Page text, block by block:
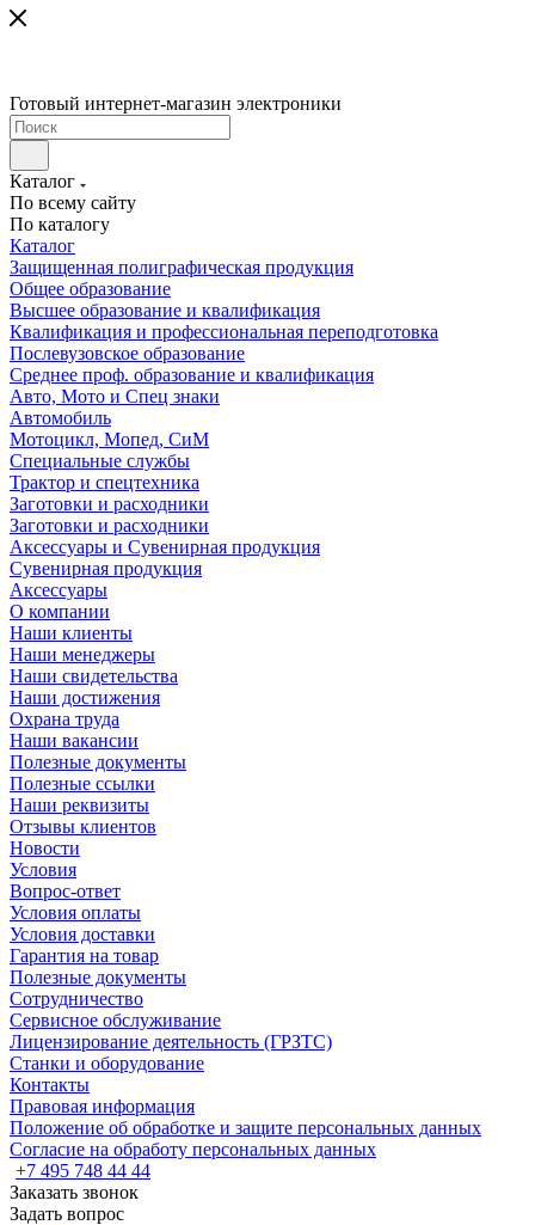
Готовый интернет-магазин электроники
Каталог
По всему сайту
По каталогу
Каталог
Защищенная полиграфическая продукция
Общее образование
Высшее образование и квалификация
Квалификация и профессиональная переподготовка
Послевузовское образование
Среднее проф. образование и квалификация
Авто, Мото и Спец знаки
Автомобиль
Мотоцикл, Мопед, СиМ
Специальные службы
Трактор и спецтехника
Заготовки и расходники
Заготовки и расходники
Аксессуары и Сувенирная продукция
Сувенирная продукция
Аксессуары
О компании
Наши клиенты
Наши менеджеры
Наши свидетельства
Наши достижения
Охрана труда
Наши вакансии
Полезные документы
Полезные ссылки
Наши реквизиты
Отзывы клиентов
Новости
Условия
Вопрос-ответ
Условия оплаты
Условия доставки
Гарантия на товар
Полезные документы
Сотрудничество
Сервисное обслуживание
Лицензирование деятельность (ГРЗТС)
Станки и оборудование
Контакты
Правовая информация
Положение об обработке и защите персональных данных
Согласие на обработу персональных данных
+7 495 748 44 44
Заказать звонок
Задать вопрос